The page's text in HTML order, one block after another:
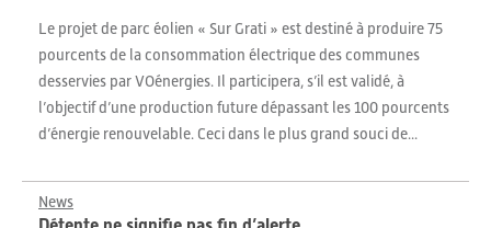
Le projet de parc éolien « Sur Grati » est destiné à produire 75
pourcents de la consommation électrique des communes
desservies par VOénergies. Il participera, s’il est validé, à
l’objectif d’une production future dépassant les 100 pourcents
d’énergie renouvelable. Ceci dans le plus grand souci de...
News